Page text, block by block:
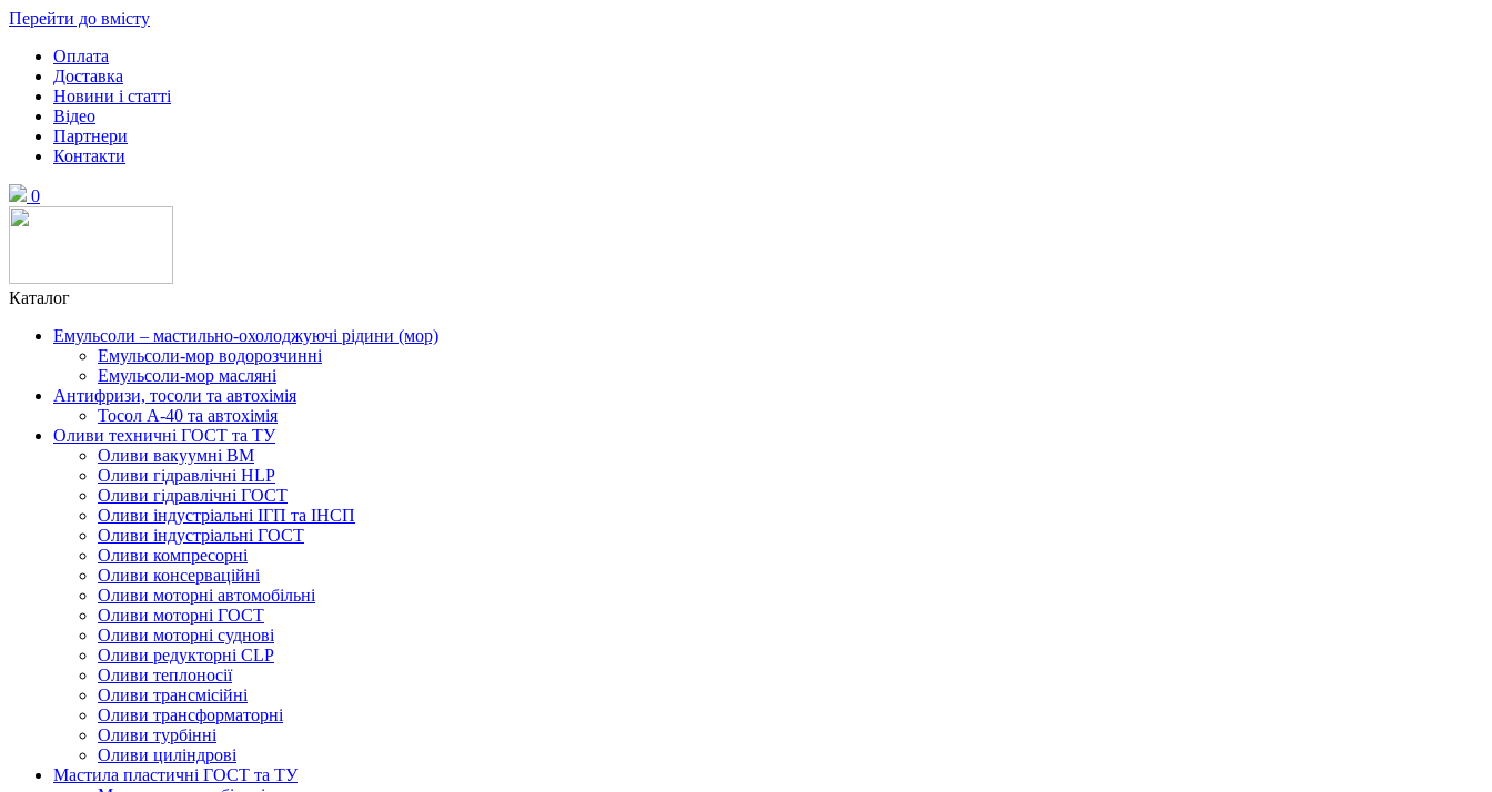
Перейти до вмісту
Оплата
Доставка
Новини і статті
Відео
Партнери
Контакти
0
Каталог
Емульсоли – мастильно-охолоджуючі рідини (мор)
Емульсоли-мор водорозчинні
Емульсоли-мор масляні
Антифризи, тосоли та автохімія
Тосол А-40 та автохімія
Оливи техничні ГОСТ та ТУ
Оливи вакуумні ВМ
Оливи гідравлічні HLP
Оливи гідравлічні ГОСТ
Оливи індустріальні ІГП та ІНСП
Оливи індустріальні ГОСТ
Оливи компресорні
Оливи консерваційні
Оливи моторні автомобільні
Оливи моторні ГОСТ
Оливи моторні суднові
Оливи редукторні CLP
Оливи теплоносії
Оливи трансмісійні
Оливи трансформаторні
Оливи турбінні
Оливи циліндрові
Мастила пластичні ГОСТ та ТУ